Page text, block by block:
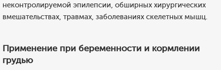
неконтролируемой эпилепсии, обширных хирургических
вмешательствах, травмах, заболеваниях скелетных мышц.
Применение при беременности и кормлении
грудью